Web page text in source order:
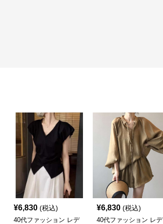
¥6,830 (税込)
40代ファッション レデ
¥6,830 (税込)
40代ファッション レデ